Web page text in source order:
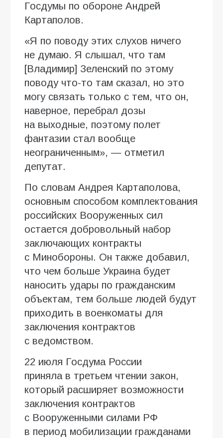
Госдумы по обороне Андрей
Картаполов.
«Я по поводу этих слухов ничего
не думаю. Я слышал, что там
[Владимир] Зеленский по этому
поводу что-то там сказал, но это
могу связать только с тем, что он,
наверное, перебрал дозы
на выходные, поэтому полет
фантазии стал вообще
неограниченным», — отметил
депутат.
По словам Андрея Картаполова,
основным способом комплектования
российских Вооруженных сил
остается добровольный набор
заключающих контракты
с Минобороны. Он также добавил,
что чем больше Украина будет
наносить удары по гражданским
объектам, тем больше людей будут
приходить в военкоматы для
заключения контрактов
с ведомством.
22 июля Госдума России
приняла в третьем чтении закон,
который расширяет возможности
заключения контрактов
с Вооруженными силами РФ
в период мобилизации гражданами